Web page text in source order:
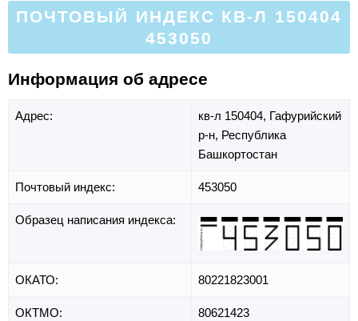
ПОЧТОВЫЙ ИНДЕКС КВ-Л 150404
453050
Информация об адресе
Адрес: кв-л 150404, Гафурийский
р-н, Республика
Башкортостан
Почтовый индекс: 453050
Образец написания индекса:
ОКАТО: 80221823001
ОКТМО: 80621423